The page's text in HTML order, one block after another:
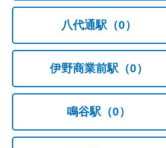
八代通駅 （0）
伊野商業前駅 （0）
鳴谷駅 （0）